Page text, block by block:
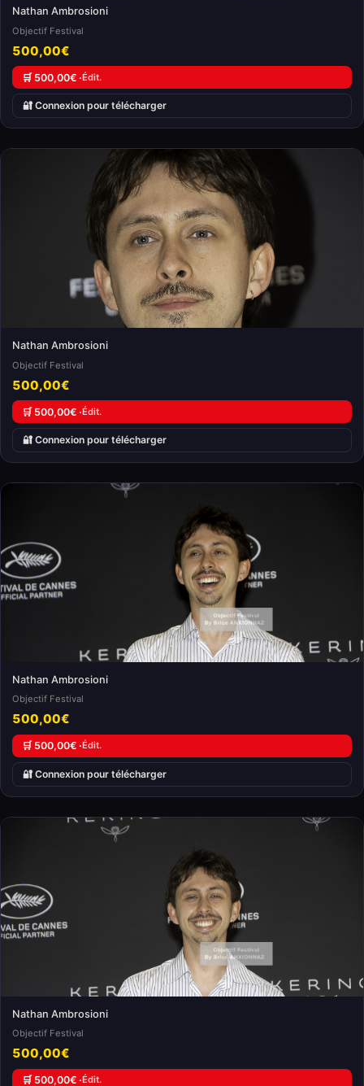
Nathan Ambrosioni
Objectif Festival
500,00€
🛒 500,00€ ·Édit.
🔐 Connexion pour télécharger
Nathan Ambrosioni
Objectif Festival
500,00€
🛒 500,00€ ·Édit.
🔐 Connexion pour télécharger
Nathan Ambrosioni
Objectif Festival
500,00€
🛒 500,00€ ·Édit.
🔐 Connexion pour télécharger
Nathan Ambrosioni
Objectif Festival
500,00€
🛒 500,00€ ·Édit.